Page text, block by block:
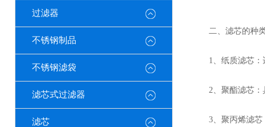
过滤器
不锈钢制品
不锈钢滤袋
滤芯式过滤器
滤芯
二、滤芯的种
1、纸质滤芯：适
2、聚酯滤芯：具
3、聚丙烯滤芯